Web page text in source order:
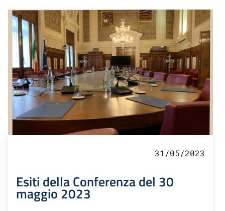
31/05/2023
Esiti della Conferenza del 30
maggio 2023